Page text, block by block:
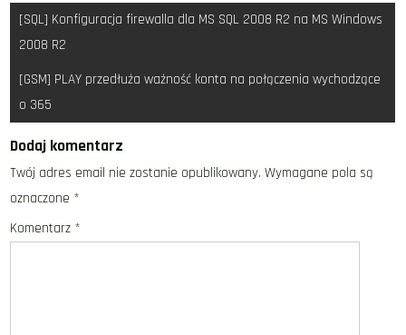
Nawigacja
wpisu
[SQL] Konfiguracja firewalla dla MS SQL 2008 R2 na MS Windows
2008 R2
[GSM] PLAY przedłuża ważność konta na połączenia wychodzące
o 365
Dodaj komentarz
Twój adres email nie zostanie opublikowany. Wymagane pola są
oznaczone *
Komentarz *